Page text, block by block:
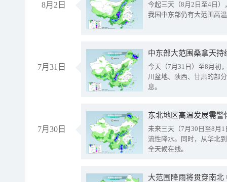
8月2日
今起三天（8月2日至4日
我国中东部仍有大范围高
7月31日
中东部大范围桑拿天
今天（7月31日）至8月初
川盆地、陕西、甘肃的部
息。
7月30日
东北地区高温发展需
未来三天（7月30日至8月
流性降水。同时，从华北
全天候在线。
大范围降雨将贯穿南